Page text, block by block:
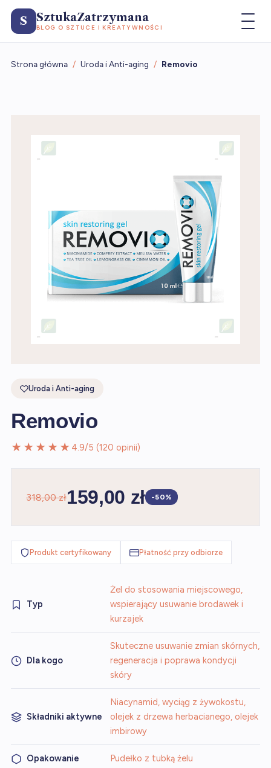
S SztukaZatrzymana
BLOG O SZTUCE I KREATYWNOŚCI
Strona główna / Uroda i Anti-aging / Removio
Uroda i Anti-aging
Removio
★★★★★ 4.9/5 (120 opinii)
318,00 zł159,00 zł -50%
Produkt certyfikowany Płatność przy odbiorze
Typ
Żel do stosowania miejscowego,
wspierający usuwanie brodawek i
kurzajek
Dla kogo
Skuteczne usuwanie zmian skórnych,
regeneracja i poprawa kondycji
skóry
Składniki aktywne
Niacynamid, wyciąg z żywokostu,
olejek z drzewa herbacianego, olejek
imbirowy
Opakowanie Pudełko z tubką żelu